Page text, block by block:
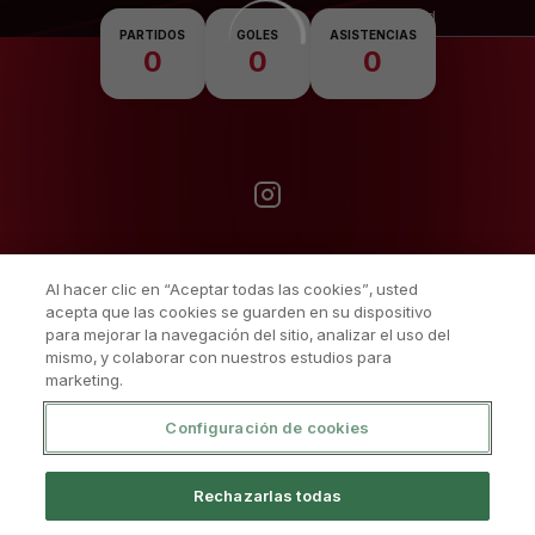
Nacionalidad
PARTIDOS
0
GOLES
0
ASISTENCIAS
0
Aviso Legal Y Condiciones De Uso
Al hacer clic en “Aceptar todas las cookies”, usted
acepta que las cookies se guarden en su dispositivo
para mejorar la navegación del sitio, analizar el uso del
mismo, y colaborar con nuestros estudios para
marketing.
Configuración de cookies
Rechazarlas todas